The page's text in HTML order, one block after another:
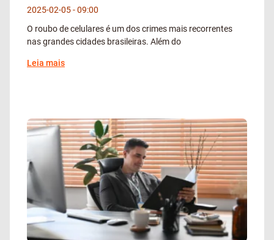
2025-02-05
09:00
O roubo de celulares é um dos crimes mais recorrentes
nas grandes cidades brasileiras. Além do
Leia mais